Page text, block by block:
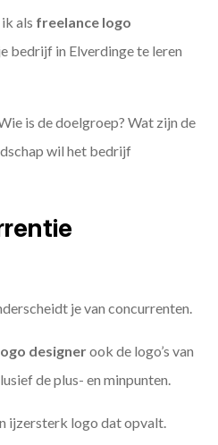
als freelance logo
bedrijf in Elverdinge te leren
is de doelgroep? Wat zijn de
wil het bedrijf
je van concurrenten.
designerook de logo’s van
de plus- en minpunten.
ijzersterk logo dat opvalt.